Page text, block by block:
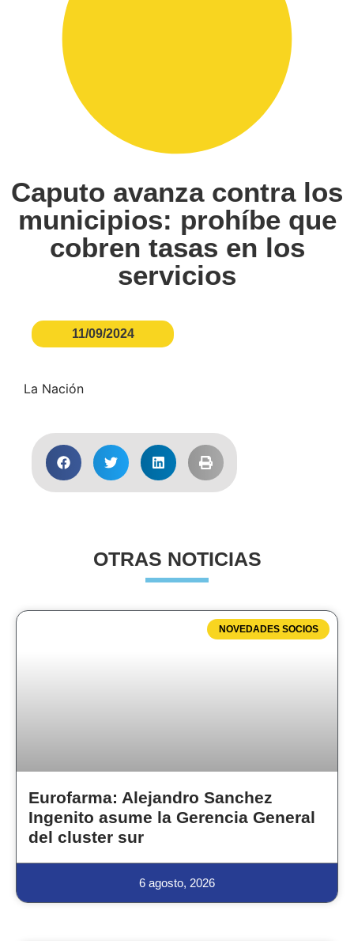
Caputo avanza contra los
municipios: prohíbe que
cobren tasas en los
servicios
11/09/2024
La Nación
OTRAS NOTICIAS
NOVEDADES SOCIOS
Eurofarma: Alejandro Sanchez
Ingenito asume la Gerencia General
del cluster sur
6 agosto, 2026